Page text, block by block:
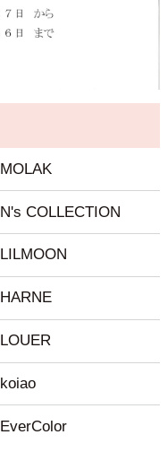
MOLAK
N's COLLECTION
LILMOON
HARNE
LOUER
koiao
EverColor